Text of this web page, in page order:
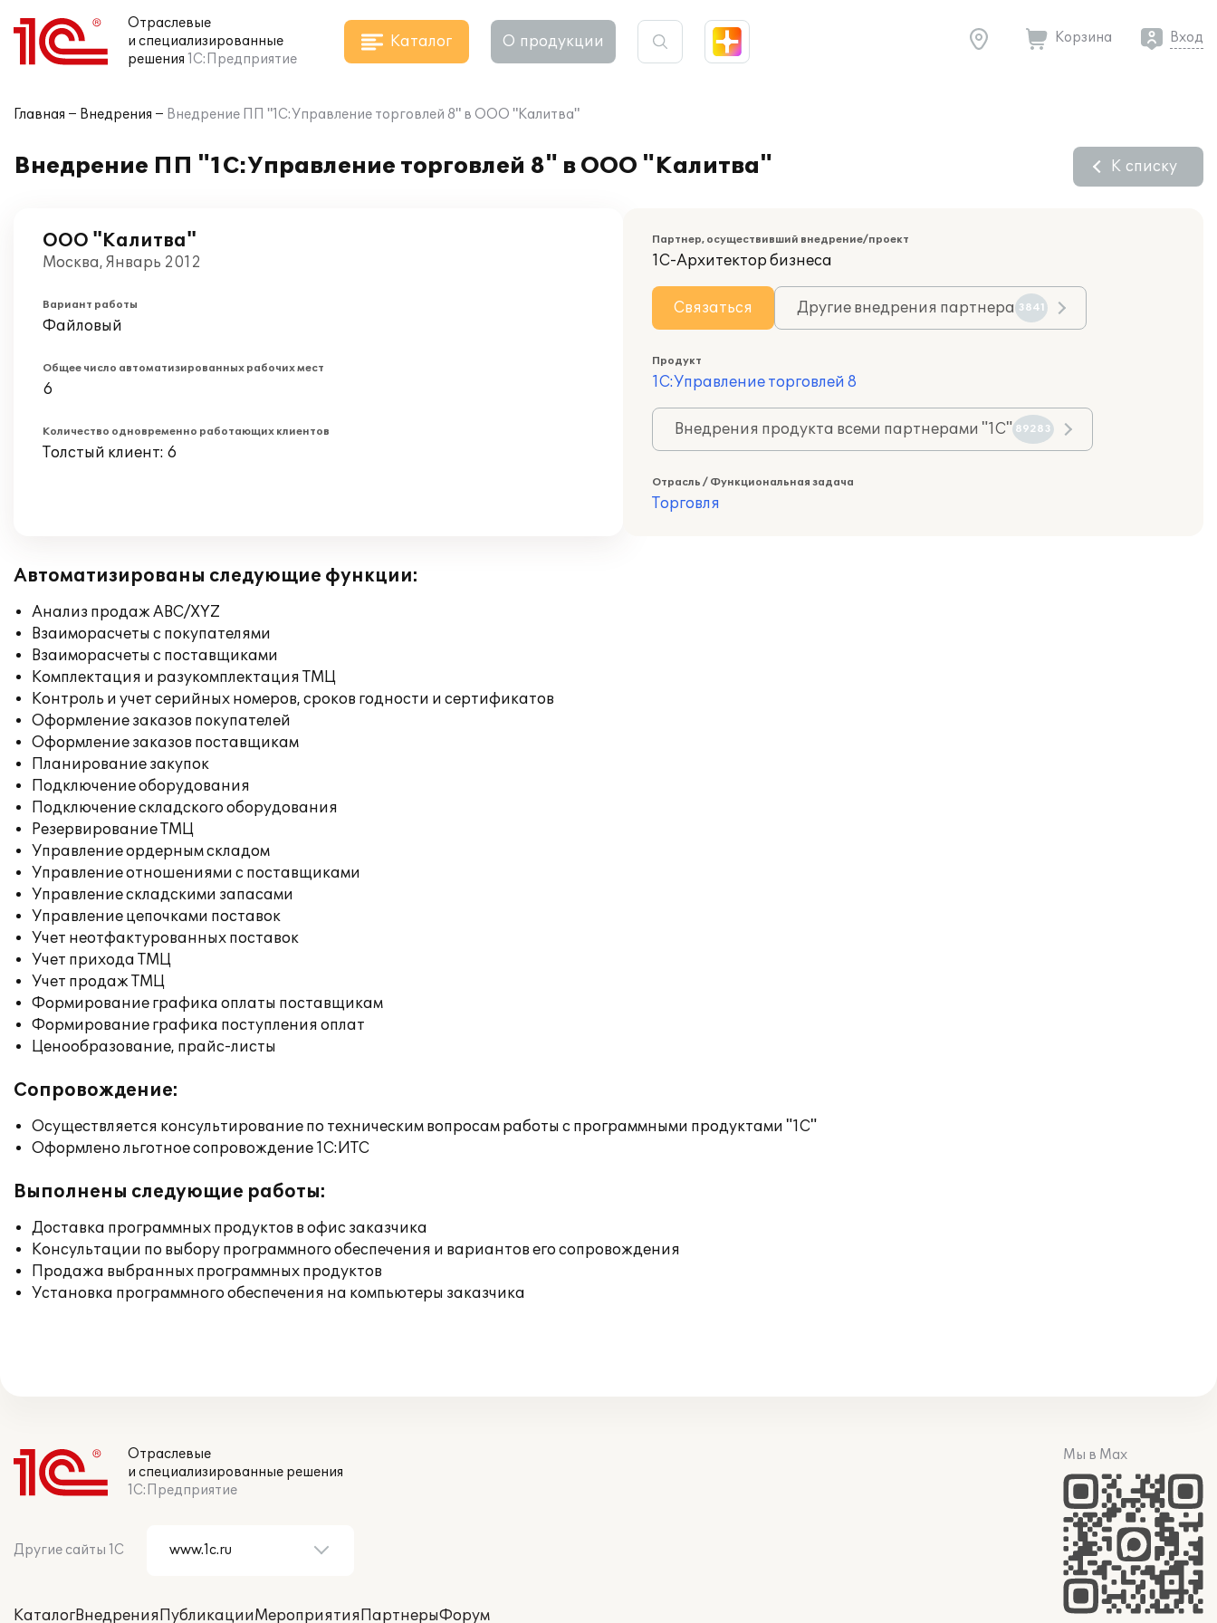
Отраслевые
и специализированные
решения 1С:Предприятие
Каталог О продукции Корзина Вход
Главная Внедрения Внедрение ПП "1С:Управление торговлей 8" в ООО "Калитва"
Внедрение ПП "1С:Управление торговлей 8" в ООО "Калитва" К списку
ООО "Калитва"
Москва, Январь 2012
Вариант работы
Файловый
Общее число автоматизированных рабочих мест
6
Количество одновременно работающих клиентов
Толстый клиент: 6
Партнер, осуществивший внедрение/проект
1С-Архитектор бизнеса
Связаться Другие внедрения партнера 3841
Продукт
1С:Управление торговлей 8
Внедрения продукта всеми партнерами "1С" 89283
Отрасль / Функциональная задача
Торговля
Автоматизированы следующие функции:
Анализ продаж ABC/XYZ
Взаиморасчеты с покупателями
Взаиморасчеты с поставщиками
Комплектация и разукомплектация ТМЦ
Контроль и учет серийных номеров, сроков годности и сертификатов
Оформление заказов покупателей
Оформление заказов поставщикам
Планирование закупок
Подключение оборудования
Подключение складского оборудования
Резервирование ТМЦ
Управление ордерным складом
Управление отношениями с поставщиками
Управление складскими запасами
Управление цепочками поставок
Учет неотфактурованных поставок
Учет прихода ТМЦ
Учет продаж ТМЦ
Формирование графика оплаты поставщикам
Формирование графика поступления оплат
Ценообразование, прайс-листы
Сопровождение:
Осуществляется консультирование по техническим вопросам работы с программными продуктами "1С"
Оформлено льготное сопровождение 1С:ИТС
Выполнены следующие работы:
Доставка программных продуктов в офис заказчика
Консультации по выбору программного обеспечения и вариантов его сопровождения
Продажа выбранных программных продуктов
Установка программного обеспечения на компьютеры заказчика
Отраслевые
и специализированные решения
1С:Предприятие
Другие сайты 1С
КаталогВнедренияПубликацииМероприятияПартнерыФорум
Мы в Max